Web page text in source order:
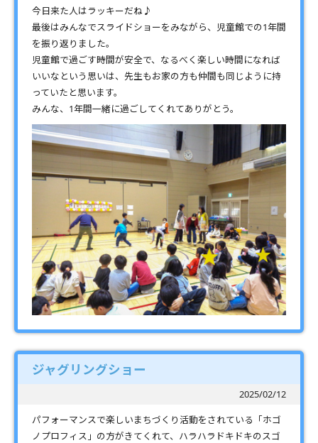
今日来た人はラッキーだね♪
最後はみんなでスライドショーをみながら、児童館での1年間
を振り返りました。
児童館で過ごす時間が安全で、なるべく楽しい時間になれば
いいなという思いは、先生もお家の方も仲間も同じように持
っていたと思います。
みんな、1年間一緒に過ごしてくれてありがとう。
ジャグリングショー
2025/02/12
パフォーマンスで楽しいまちづくり活動をされている「ホゴ
ノプロフィス」の方がきてくれて、ハラハラドキドキのスゴ